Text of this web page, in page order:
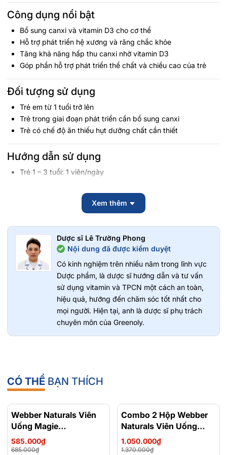
Công dụng nổi bật
Bổ sung canxi và vitamin D3 cho cơ thể
Hỗ trợ phát triển hệ xương và răng chắc khỏe
Tăng khả năng hấp thu canxi nhờ vitamin D3
Góp phần hỗ trợ phát triển thể chất và chiều cao của trẻ
Đối tượng sử dụng
Trẻ em từ 1 tuổi trở lên
Trẻ trong giai đoạn phát triển cần bổ sung canxi
Trẻ có chế độ ăn thiếu hụt dưỡng chất cần thiết
Hướng dẫn sử dụng
Trẻ 1 – 3 tuổi: 1 viên/ngày
Trẻ trên 8 tuổi: 3 viên/ngày hoặc theo hướng dẫn chuyên
Ưu điểm sản phẩm
Công thức kết hợp canxi và vitamin D3 giúp hấp thu hiệu
Dạng viên nang mềm, dễ sử dụng cho trẻ nhỏ
Không chứa gluten, men, cá, trứng hoặc chất bảo quản
Sản xuất tại Úc với tiêu chuẩn chất lượng cao
Tránh sử dụng nếu dị ứng với bất kỳ thành phần nào
Không dùng vượt quá liều khuyến nghị
chữa bệnh
Bảo quản nơi khô ráo, dưới 25°C, tránh ánh nắng trực tiếp
Greenoly cam kết cung cấp sản phẩm chính hãng 100%, có
nguồn gốc rõ ràng và an toàn cho sức khỏe.
Xem thêm
Dược sĩ Lê Trường Phong
Nội dung đã được kiểm duyệt
Có kinh nghiệm trên nhiều năm trong lĩnh vực
Dược phẩm, là dược sĩ hướng dẫn và tư vấn
sử dụng vitamin và TPCN một cách an toàn,
hiệu quả, hướng đến chăm sóc tốt nhất cho
mọi người. Hiện tại, anh là dược sĩ phụ trách
chuyên môn của Greenoly.
CÓ THỂ BẠN THÍCH
- 15%
Webber Naturals Viên
Uống Magie
Magnesium
Bisglycinate 200mg -
585.000₫
685.000₫
- 23%
Combo 2 Hộp Webber
Naturals Viên Uống
Magie Dễ Dàng Hấp
Làm Dịu Nhẹ Cho Hệ
1.050.000₫
1.370.000₫